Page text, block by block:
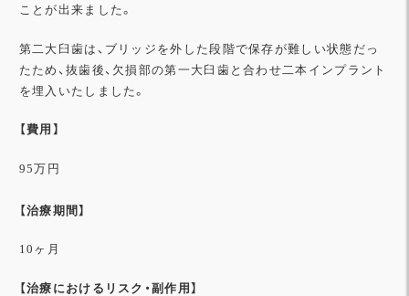
ことが出来ました。
第二大臼歯は、ブリッジを外した段階で保存が難しい状態だっ
たため、抜歯後、欠損部の第一大臼歯と合わせ二本インプラント
を埋入いたしました。
【費用】
95万円
【治療期間】
10ヶ月
【治療におけるリスク・副作用】